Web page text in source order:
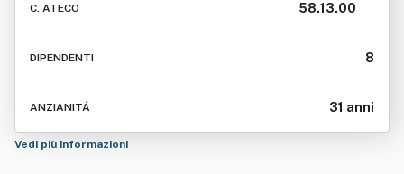
C. ATECO 58.13.00
DIPENDENTI 8
ANZIANITÁ 31 anni
Vedi più informazioni